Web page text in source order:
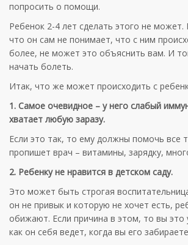
попросить о помощи.
Ребенок 2-4 лет сделать этого не
что он сам не понимает, что с ним
более, не может это объяснить вам. И
начать болеть.
Итак, что же может происходить с
1. Самое очевидное – у него слабый
хватает любую заразу.
Если это так, то ему должны помочь все
пропишет врач – витамины, зарядку,
2. Ребенку не нравится в детском саду.
Это может быть строгая
он не привык и которую не хочет есть,
обижают. Если причина в этом, то вы это
как он себя ведет, когда вы его забираете